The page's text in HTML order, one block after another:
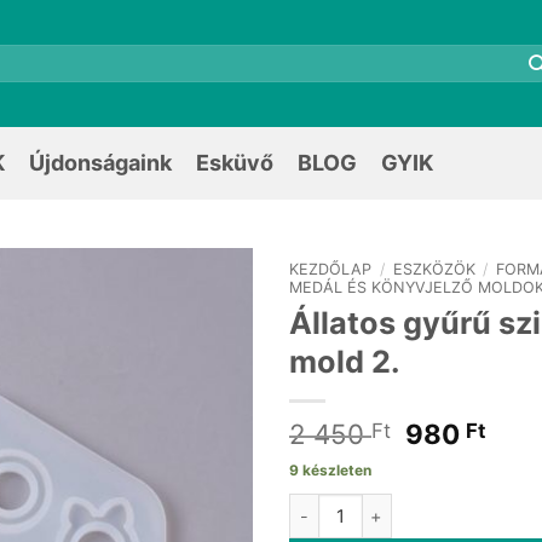
Újdonságaink Esküvő BLOG GYIK
KEZDŐLAP / ESZKÖZÖK /
MEDÁL ÉS KÖNYVJELZŐ
Állatos gyűrű
mold 2.
2 450Ft
Original
980 Ft
9 készleten